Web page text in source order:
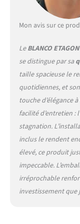
Mon avis sur ce
LeBLANCO
se distingue par sa
taille spacieuse le
quotidiennes, et
touche d’élégance
facilité d’entretien :
stagnation.
inclus le rendent
élevé, ce produit
impeccable.
irréprochable
investissement que